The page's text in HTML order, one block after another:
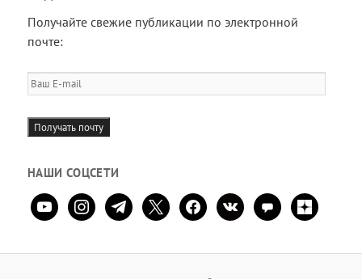
Получайте свежие публикации по электронной
почте:
Ваш
E-
mail
Получать почту
НАШИ СОЦСЕТИ
youtubeinstagramtelegram
x facebookvkontaktecomment
zen-
yandex